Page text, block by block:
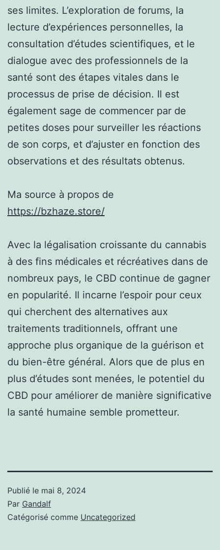
ses limites. L’exploration de forums, la
lecture d’expériences personnelles, la
consultation d’études scientifiques, et le
dialogue avec des professionnels de la
santé sont des étapes vitales dans le
processus de prise de décision. Il est
également sage de commencer par de
petites doses pour surveiller les réactions
de son corps, et d’ajuster en fonction des
observations et des résultats obtenus.
Ma source à propos de
https://bzhaze.store/
Avec la légalisation croissante du cannabis
à des fins médicales et récréatives dans de
nombreux pays, le CBD continue de gagner
en popularité. Il incarne l’espoir pour ceux
qui cherchent des alternatives aux
traitements traditionnels, offrant une
approche plus organique de la guérison et
du bien-être général. Alors que de plus en
plus d’études sont menées, le potentiel du
CBD pour améliorer de manière significative
la santé humaine semble prometteur.
Publié le mai 8, 2024
Par Gandalf
Catégorisé comme Uncategorized